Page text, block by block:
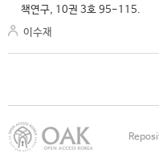
책연구, 10권 3호 95-115.
이수재